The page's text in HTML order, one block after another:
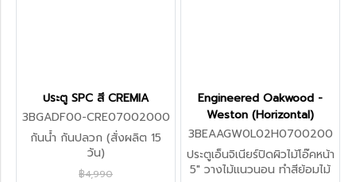
ประตู SPC สี CREMIA
3BGADF00-CRE07002000
กันน้ำ กันปลวก (สั่งผลิต 15
วัน)
฿4,990
Engineered Oakwood -
Weston (Horizontal)
3BEAAGW0L02H0700200
0
ประตูเอ็นจิเนียร์ปิดผิวไม้โอ๊คหน้า
5" วางไม้แนวนอน ทำสีย้อมไม้